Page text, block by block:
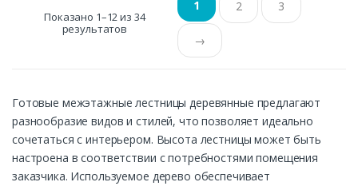
Показано 1–12 из 34
результатов
1 2 3
→
Готовые межэтажные лестницы деревянные предлагают
разнообразие видов и стилей, что позволяет идеально
сочетаться с интерьером. Высота лестницы может быть
настроена в соответствии с потребностями помещения
заказчика. Используемое дерево обеспечивает